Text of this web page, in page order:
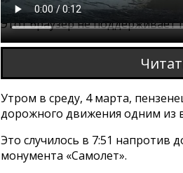
Этот браузер не
Утром в среду, 4 марта,
дорожного движения одним из
Это случилось в 7:51 напротив
монумента «Самолет».